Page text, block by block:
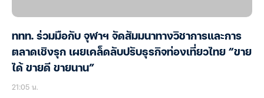
ททท. ร่วมมือกับ จุฬาฯ จัดสัมมนาทางวิชาการและการ
ตลาดเชิงรุก เผยเคล็ดลับปรับธุรกิจท่องเที่ยวไทย “ขาย
ได้ ขายดี ขายนาน”
21:05 น.